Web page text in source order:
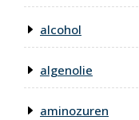
alcohol
algenolie
aminozuren